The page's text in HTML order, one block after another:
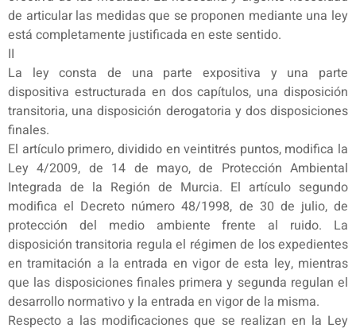
de articular las medidas que se proponen mediante una ley
está completamente justificada en este sentido.
II
La ley consta de una parte expositiva y una parte
dispositiva estructurada en dos capítulos, una disposición
transitoria, una disposición derogatoria y dos disposiciones
finales.
El artículo primero, dividido en veintitrés puntos, modifica la
Ley 4/2009, de 14 de mayo, de Protección Ambiental
Integrada de la Región de Murcia. El artículo segundo
modifica el Decreto número 48/1998, de 30 de julio, de
protección del medio ambiente frente al ruido. La
disposición transitoria regula el régimen de los expedientes
en tramitación a la entrada en vigor de esta ley, mientras
que las disposiciones finales primera y segunda regulan el
desarrollo normativo y la entrada en vigor de la misma.
Respecto a las modificaciones que se realizan en la Ley